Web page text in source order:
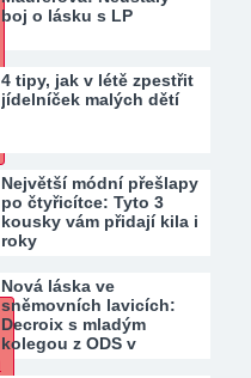
boj o lásku s LP
4 tipy, jak v létě zpestřit
jídelníček malých dětí
Největší módní přešlapy
po čtyřicítce: Tyto 3
kousky vám přidají kila i
roky
Nová láska ve
sněmovních lavicích:
Decroix s mladým
kolegou z ODS v